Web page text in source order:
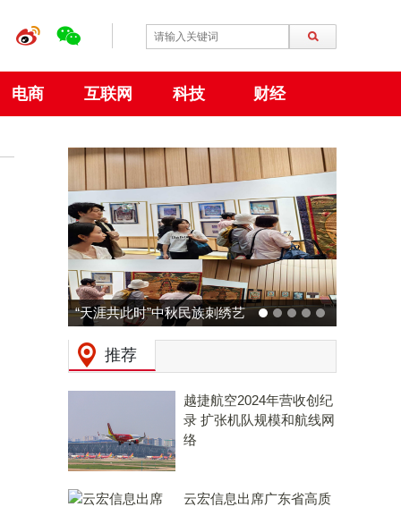
电商 互联网 科技 财经
动力火车 × 广州草莓音乐节
预热：拒绝压力，和Z时代一
起现场「干翻老板」！
推荐
越捷航空2024年营收创纪
录 扩张机队规模和航线网
络
云宏信息出席广东省高质